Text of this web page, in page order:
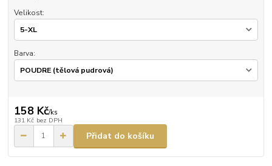
Velikost:
Barva:
158 Kč/ks
131 Kč bez DPH
Přidat do košíku